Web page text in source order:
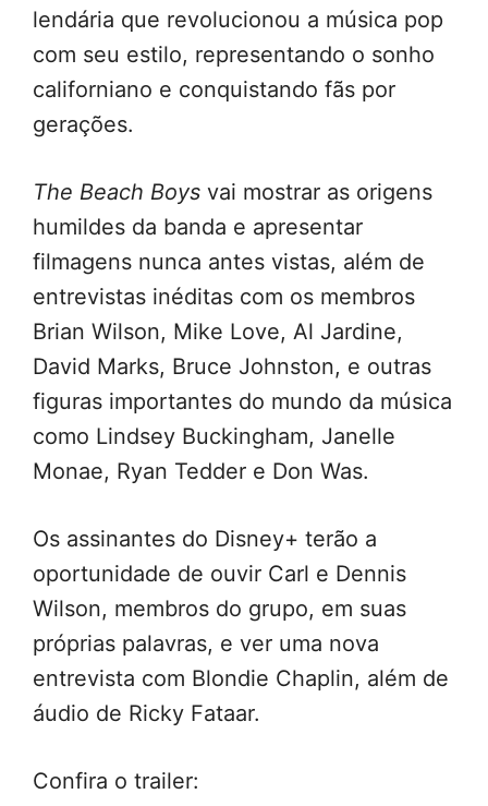
lendária que revolucionou a música pop
com seu estilo, representando o sonho
californiano e conquistando fãs por
gerações.
The Beach Boys vai mostrar as origens
humildes da banda e apresentar
filmagens nunca antes vistas, além de
entrevistas inéditas com os membros
Brian Wilson, Mike Love, Al Jardine,
David Marks, Bruce Johnston, e outras
figuras importantes do mundo da música
como Lindsey Buckingham, Janelle
Monae, Ryan Tedder e Don Was.
Os assinantes do Disney+ terão a
oportunidade de ouvir Carl e Dennis
Wilson, membros do grupo, em suas
próprias palavras, e ver uma nova
entrevista com Blondie Chaplin, além de
áudio de Ricky Fataar.
Confira o trailer: